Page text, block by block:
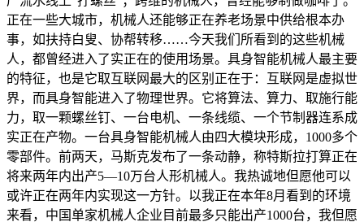
正在一些大城市，机械人还能够正在养老场景中供给根本办
事，如扶持白叟、协帮转移……今天我们所看到的这些机械
人，都曾经进入了实正在的使用场景。具身智能机械人最主要
的特征，也是它取互联网最大的区别正在于：互联网是虚拟世
界，而具身智能进入了物理世界。它将算法、算力、取施行能
力，取一颗螺丝钉、一台电机、一条线缆、一个节制器连系成
实正在产物。一台具身智能机械人由四大模块形成，1000多个
零部件。前两天，马斯克发布了一条动静，称特斯拉打算正在
将来两年内出产5—10万台人形机械人。我热诚地但愿他可以
或许正在两年内实现这一方针。以我正在本年8月看到的环境
来看，中国单家机械人企业目前最多只能出产1000台，我但愿